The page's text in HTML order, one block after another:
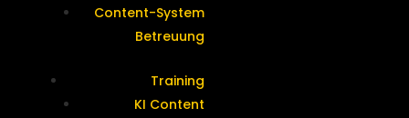
Content-System
Betreuung
Training
KI Content